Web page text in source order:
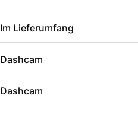
Im Lieferumfang
Dashcam
Dashcam